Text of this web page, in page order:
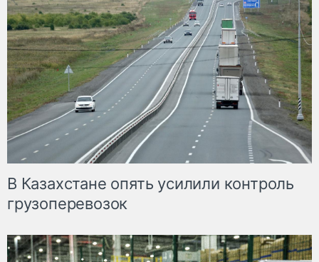
В Казахстане опять усилили контроль
грузоперевозок